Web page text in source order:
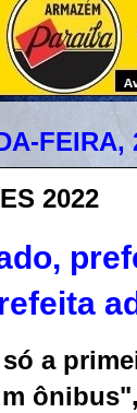
FEIRA,
2022
a